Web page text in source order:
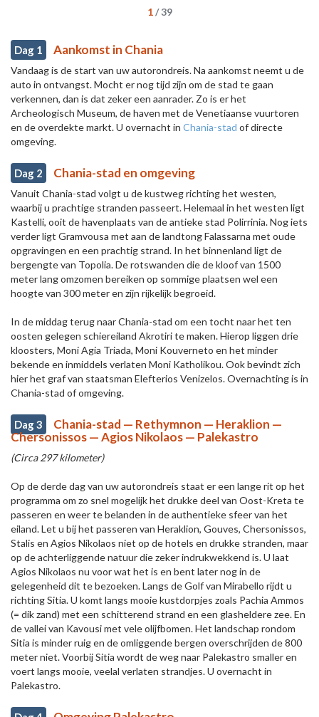
1/39
Dag 1 Aankomst in Chania
Vandaag is de start van uw autorondreis. Na aankomst neemt u de
auto in ontvangst. Mocht er nog tijd zijn om de stad te gaan
verkennen, dan is dat zeker een aanrader. Zo is er het
Archeologisch Museum, de haven met de Venetiaanse vuurtoren
en de overdekte markt. U overnacht in Chania-stad of directe
omgeving.
Dag 2 Chania-stad en omgeving
Vanuit Chania-stad volgt u de kustweg richting het westen,
waarbij u prachtige stranden passeert. Helemaal in het westen ligt
Kastelli, ooit de havenplaats van de antieke stad Polirrinia. Nog iets
verder ligt Gramvousa met aan de landtong Falassarna met oude
opgravingen en een prachtig strand. In het binnenland ligt de
bergengte van Topolia. De rotswanden die de kloof van 1500
meter lang omzomen bereiken op sommige plaatsen wel een
hoogte van 300 meter en zijn rijkelijk begroeid.
In de middag terug naar Chania-stad om een tocht naar het ten
oosten gelegen schiereiland Akrotiri te maken. Hierop liggen drie
kloosters, Moni Agia Triada, Moni Kouverneto en het minder
bekende en inmiddels verlaten Moni Katholikou. Ook bevindt zich
hier het graf van staatsman Elefterios Venizelos. Overnachting is in
Chania-stad of omgeving.
Dag 3
Chania-stad — Rethymnon — Heraklion —
Chersonissos — Agios Nikolaos — Palekastro
(Circa 297 kilometer)
Op de derde dag van uw autorondreis staat er een lange rit op het
programma om zo snel mogelijk het drukke deel van Oost-Kreta te
passeren en weer te belanden in de authentieke sfeer van het
eiland. Let u bij het passeren van Heraklion, Gouves, Chersonissos,
Stalis en Agios Nikolaos niet op de hotels en drukke stranden, maar
op de achterliggende natuur die zeker indrukwekkend is. U laat
Agios Nikolaos nu voor wat het is en bent later nog in de
gelegenheid dit te bezoeken. Langs de Golf van Mirabello rijdt u
richting Sitia. U komt langs mooie kustdorpjes zoals Pachia Ammos
(= dik zand) met een schitterend strand en een glasheldere zee. En
de vallei van Kavousi met vele olijfbomen. Het landschap rondom
Sitia is minder ruig en de omliggende bergen overschrijden de 800
meter niet. Voorbij Sitia wordt de weg naar Palekastro smaller en
voert langs mooie, veelal verlaten strandjes. U overnacht in
Palekastro.